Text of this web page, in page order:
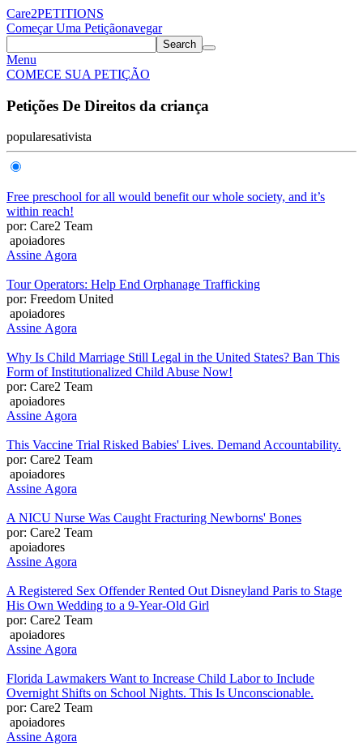
Care2PETITIONS
Começar Uma Petiçãonavegar
Search
Menu
COMECE SUA PETIÇÃO
Petições De Direitos da criança
popularesativista
Free preschool for all would benefit our whole society, and it’s
within reach!
por: Care2 Team
apoiadores
Assine Agora
Tour Operators: Help End Orphanage Trafficking
por: Freedom United
apoiadores
Assine Agora
Why Is Child Marriage Still Legal in the United States? Ban This
Form of Institutionalized Child Abuse Now!
por: Care2 Team
apoiadores
Assine Agora
This Vaccine Trial Risked Babies' Lives. Demand Accountability.
por: Care2 Team
apoiadores
Assine Agora
A NICU Nurse Was Caught Fracturing Newborns' Bones
por: Care2 Team
apoiadores
Assine Agora
A Registered Sex Offender Rented Out Disneyland Paris to Stage
His Own Wedding to a 9-Year-Old Girl
por: Care2 Team
apoiadores
Assine Agora
Florida Lawmakers Want to Increase Child Labor to Include
Overnight Shifts on School Nights. This Is Unconscionable.
por: Care2 Team
apoiadores
Assine Agora